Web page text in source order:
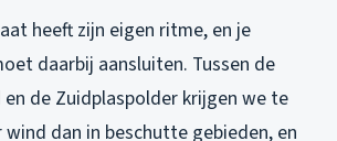
heeft zijn eigen ritme, en je
daarbij aansluiten. Tussen de
de Zuidplaspolder krijgen we te
dan in beschutte gebieden, en